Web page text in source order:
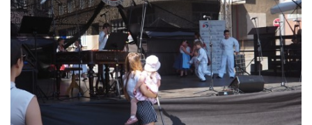
Aktuálně-pozvánky
Kalendář veteránských akcí 2026
Prvomájová jízda 2026